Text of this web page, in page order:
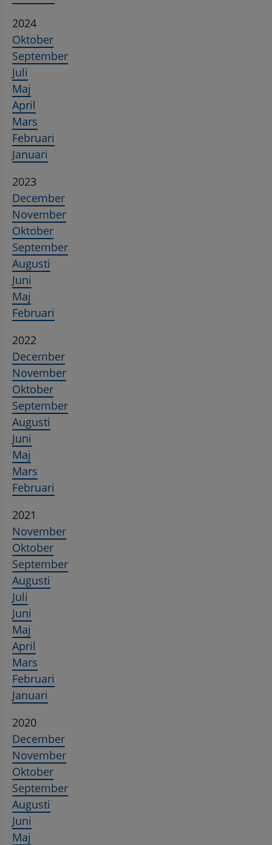
2024
Oktober
September
Juli
Maj
April
Mars
Februari
Januari
2023
December
November
Oktober
September
Augusti
Juni
Maj
Februari
2022
December
November
Oktober
September
Augusti
Juni
Maj
Mars
Februari
2021
November
Oktober
September
Augusti
Juli
Juni
Maj
April
Mars
Februari
Januari
2020
December
November
Oktober
September
Augusti
Juni
Maj